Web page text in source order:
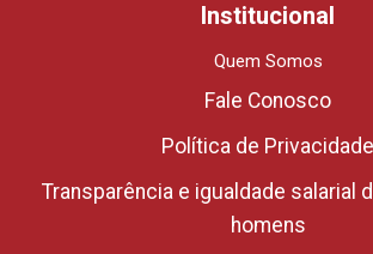
Institucional
Quem Somos
Fale Conosco
Política de Privacidade
Transparência e igualdade salarial
homens